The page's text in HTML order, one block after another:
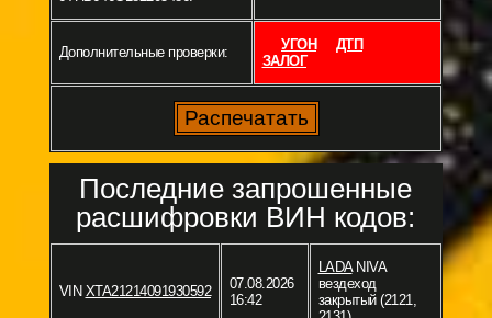
Дополнительные проверки: УГОН
ДТП
ЗАЛОГ
Последние запрошенные
расшифровки ВИН кодов:
VIN XTA21214091930592
07.08.2026
16:42
LADANIVA
вездеход
закрытый (2121,